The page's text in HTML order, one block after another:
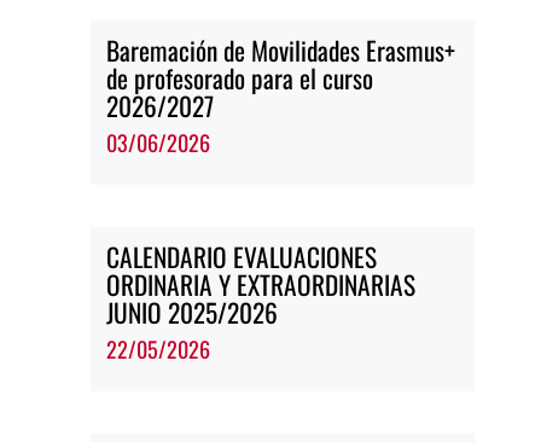
Baremación de Movilidades Erasmus+
de profesorado para el curso
2026/2027
03/06/2026
CALENDARIO EVALUACIONES
ORDINARIA Y EXTRAORDINARIAS
JUNIO 2025/2026
22/05/2026